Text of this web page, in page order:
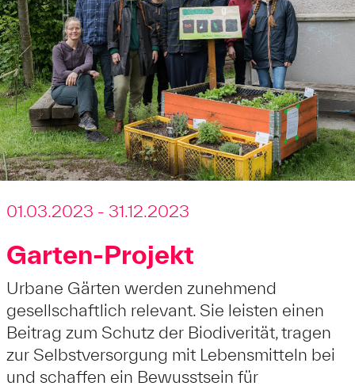
01.03.2023 - 31.12.2023
Garten-Projekt
Urbane Gärten werden zunehmend
gesellschaftlich relevant. Sie leisten einen
Beitrag zum Schutz der Biodiverität, tragen
zur Selbstversorgung mit Lebensmitteln bei
und schaffen ein Bewusstsein für